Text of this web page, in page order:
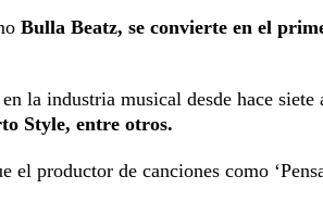
Bulla Beatz, se convierte en el
la industria musical desde hace siete
Style, entre otros.
el productor de canciones como